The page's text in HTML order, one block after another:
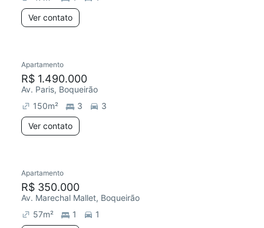
Ver contato
Apartamento
R$ 1.490.000
Av. Paris, Boqueirão
150m² 3
3
Ver contato
Apartamento
R$ 350.000
Av. Marechal Mallet, Boqueirão
57m² 1
1